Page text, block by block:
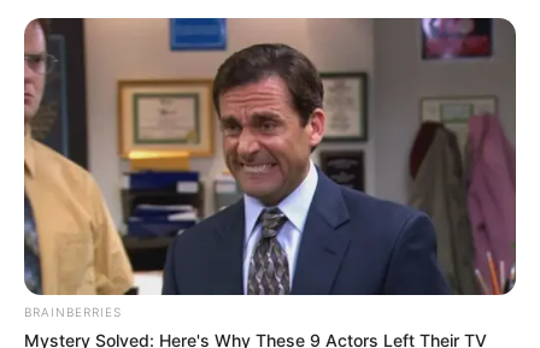
ΣΠΑΜΕ ΤΟ ΜΑΤΡΙΞ – ΤΟ ΒΙΒΛΙΟ
BRAINBERRIES
Mystery Solved: Here's Why These 9 Actors Left Their TV